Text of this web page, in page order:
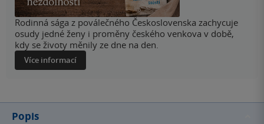
Rodinná sága z poválečného Československa zachycuje
osudy jedné ženy i proměny českého venkova v době,
kdy se životy měnily ze dne na den.
Více informací
Popis